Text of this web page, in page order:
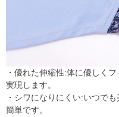
・優れた伸縮性:体に優しく
実現します。
・シワになりにくい:いつで
簡単です。